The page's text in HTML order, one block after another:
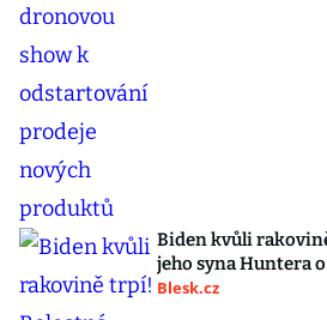
Biden kvůli
jeho syna Huntera
Blesk.cz